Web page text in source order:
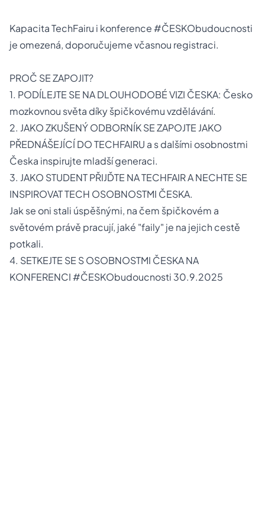
Kapacita TechFairu i konference #ČESKObudoucnosti
je omezená, doporučujeme včasnou registraci.
PROČ SE ZAPOJIT?
1. PODÍLEJTE SE NA DLOUHODOBÉ VIZI ČESKA: Česko
mozkovnou světa díky špičkovému vzdělávání.
2. JAKO ZKUŠENÝ ODBORNÍK SE ZAPOJTE JAKO
PŘEDNÁŠEJÍCÍ DO TECHFAIRU a s dalšími osobnostmi
Česka inspirujte mladší generaci.
3. JAKO STUDENT PŘIJĎTE NA TECHFAIR A NECHTE SE
INSPIROVAT TECH OSOBNOSTMI ČESKA.
Jak se oni stali úspěšnými, na čem špičkovém a
světovém právě pracují, jaké "faily" je na jejich cestě
potkali.
4. SETKEJTE SE S OSOBNOSTMI ČESKA NA
KONFERENCI #ČESKObudoucnosti 30.9.2025